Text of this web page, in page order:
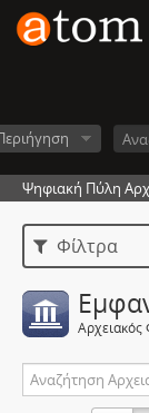
Ψηφιακή Πύλη
Φίλτρα
Αρχειακός